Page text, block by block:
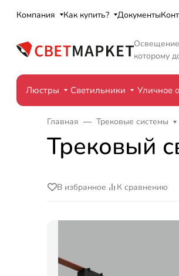
Компания Как купить? Документы
Освещение
которому
Люстры Светильники Уличное
Главная Трековые системы
Трековый
В избранное К сравнению